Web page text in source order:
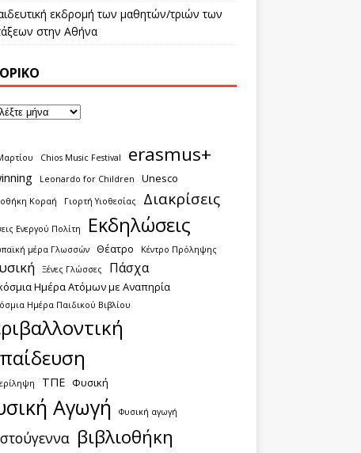
εκδρομή των μαθητών/τριών των
στην Αθήνα
Chios Music Festival erasmus+
Leonardo for Children Unesco
Κοραή Γιορτή Υιοθεσίας Διακρίσεις
Ενεργού Πολίτη Εκδηλώσεις
μέρα Γλωσσών Θέατρο Κέντρο Πρόληψης
Ξένες Γλώσσες Πάσχα
Ημέρα Ατόμων με Αναπηρία
Ημέρα Παιδικού Βιβλίου
ΤΠΕ Φυσική
Αγωγή Φυσική αγωγή
βιβλιοθήκη